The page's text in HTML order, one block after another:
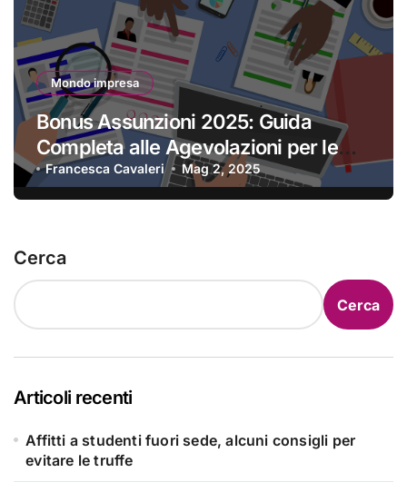
Mondo impresa
Bonus Assunzioni 2025: Guida
Completa alle Agevolazioni per le
Imprese
Francesca Cavaleri Mag 2, 2025
Cerca
Cerca
Articoli recenti
Affitti a studenti fuori sede, alcuni consigli per
evitare le truffe